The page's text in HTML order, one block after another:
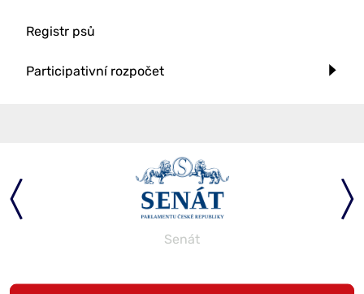
Registr psů
Participativní rozpočet
Senát